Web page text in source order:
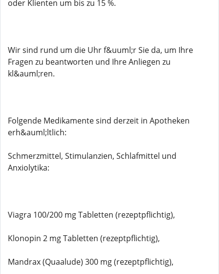
oder Klienten um bis zu 15 %.
Wir sind rund um die Uhr f&uuml;r Sie da, um Ihre
Fragen zu beantworten und Ihre Anliegen zu
kl&auml;ren.
Folgende Medikamente sind derzeit in Apotheken
erh&auml;ltlich:
Schmerzmittel, Stimulanzien, Schlafmittel und
Anxiolytika:
Viagra 100/200 mg Tabletten (rezeptpflichtig),
Klonopin 2 mg Tabletten (rezeptpflichtig),
Mandrax (Quaalude) 300 mg (rezeptpflichtig),